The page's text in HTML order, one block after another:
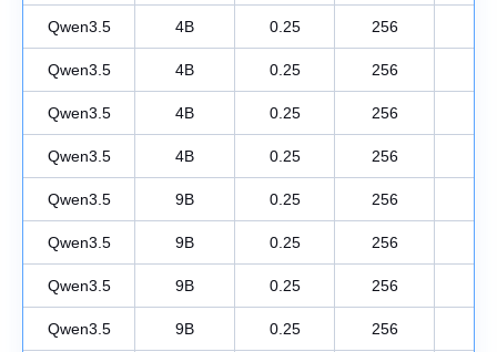
Qwen3.5 4B 0.25 256
Qwen3.5 4B 0.25 256
Qwen3.5 4B 0.25 256
Qwen3.5 4B 0.25 256
Qwen3.5 9B 0.25 256
Qwen3.5 9B 0.25 256
Qwen3.5 9B 0.25 256
Qwen3.5 9B 0.25 256